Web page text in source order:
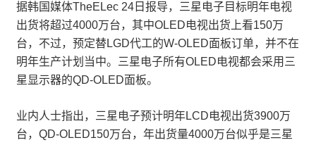
据韩国媒体TheELec 24日报导，三星电子目标明年电视
出货将超过4000万台，其中OLED电视出货上看150万
台，不过，预定替LGD代工的W-OLED面板订单，并不在
明年生产计划当中。三星电子所有OLED电视都会采用三
星显示器的QD-OLED面板。
业内人士指出，三星电子预计明年LCD电视出货3900万
台，QD-OLED150万台，年出货量4000万台似乎是三星